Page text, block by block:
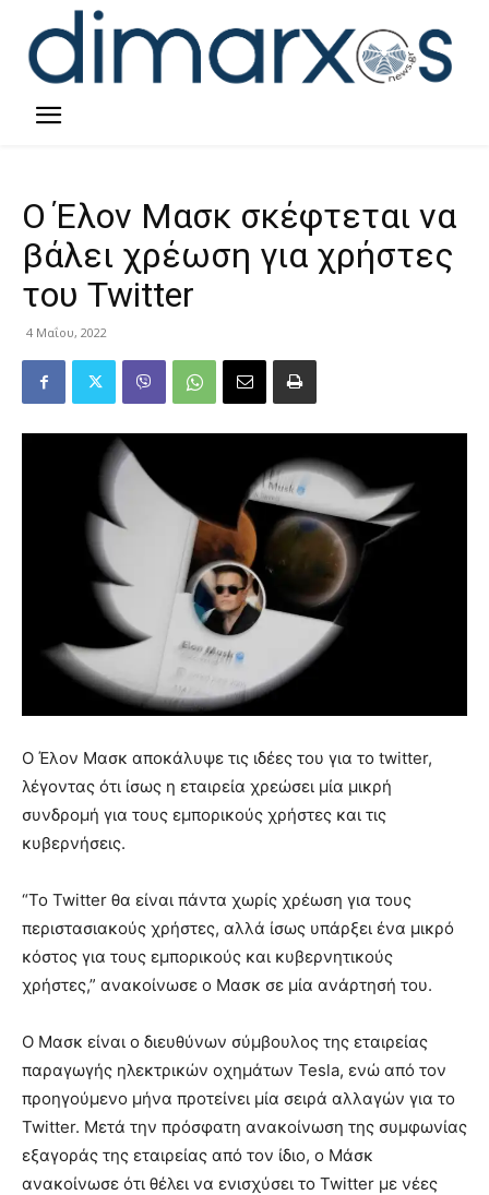
Ο Έλον Μασκ σκέφτεται να
βάλει χρέωση για χρήστες
του Twitter
4 Μαΐου, 2022
Ο Έλον Μασκ αποκάλυψε τις ιδέες του για το twitter,
λέγοντας ότι ίσως η εταιρεία χρεώσει μία μικρή
συνδρομή για τους εμπορικούς χρήστες και τις
κυβερνήσεις.
“Το Twitter θα είναι πάντα χωρίς χρέωση για τους
περιστασιακούς χρήστες, αλλά ίσως υπάρξει ένα μικρό
κόστος για τους εμπορικούς και κυβερνητικούς
χρήστες,” ανακοίνωσε ο Μασκ σε μία ανάρτησή του.
Ο Μασκ είναι ο διευθύνων σύμβουλος της εταιρείας
παραγωγής ηλεκτρικών οχημάτων Tesla, ενώ από τον
προηγούμενο μήνα προτείνει μία σειρά αλλαγών για το
Twitter. Μετά την πρόσφατη ανακοίνωση της συμφωνίας
εξαγοράς της εταιρείας από τον ίδιο, ο Μάσκ
ανακοίνωσε ότι θέλει να ενισχύσει το Twitter με νέες